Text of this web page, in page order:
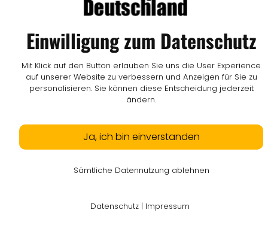
Einwilligung zum Datenschutz
Mit Klick auf den Button erlauben Sie uns die User Experience
auf unserer Website zu verbessern und Anzeigen für Sie zu
personalisieren. Sie können diese Entscheidung jederzeit
ändern.
Ja, ich bin einverstanden
Sämtliche Datennutzung ablehnen
Datenschutz | Impressum